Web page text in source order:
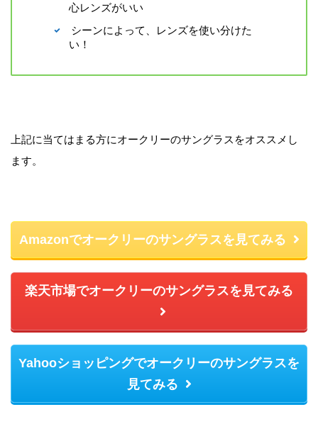
心レンズがいい
シーンによって、レンズを使い分けた
い！
上記に当てはまる方にオークリーのサングラスをオススメし
ます。
Amazonでオークリーのサングラスを見てみる
楽天市場でオークリーのサングラスを見てみる
Yahooショッピングでオークリーのサングラスを
見てみる